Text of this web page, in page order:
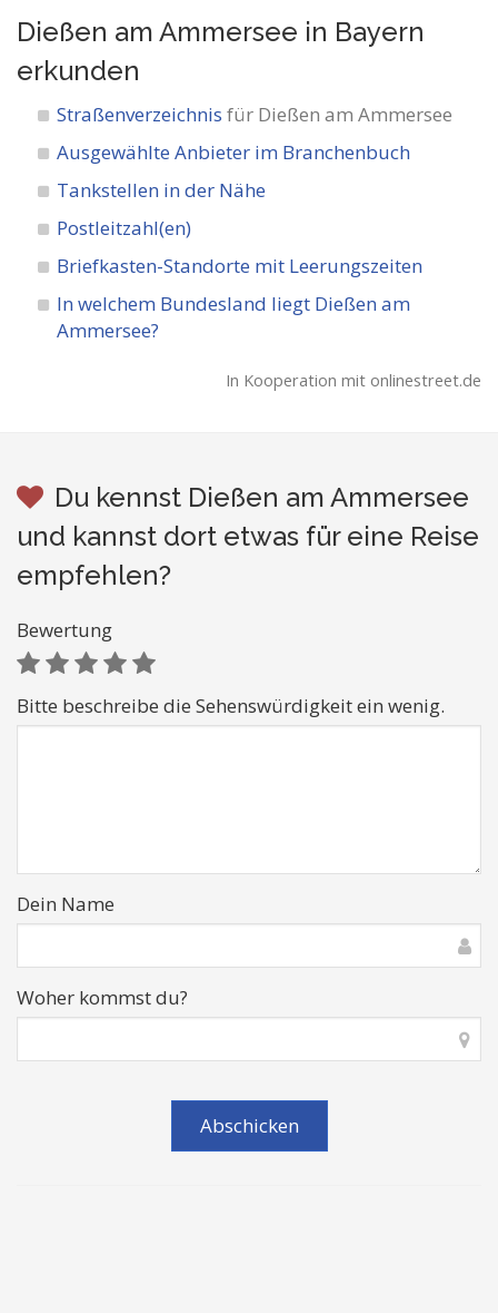
Dießen am Ammersee in Bayern
erkunden
Straßenverzeichnis für Dießen am Ammersee
Ausgewählte Anbieter im Branchenbuch
Tankstellen in der Nähe
Postleitzahl(en)
Briefkasten-Standorte mit Leerungszeiten
In welchem Bundesland liegt Dießen am
Ammersee?
In Kooperation mit onlinestreet.de
Du kennst Dießen am Ammersee
und kannst dort etwas für eine Reise
empfehlen?
Bewertung
Bitte beschreibe die Sehenswürdigkeit ein wenig.
Dein Name
Woher kommst du?